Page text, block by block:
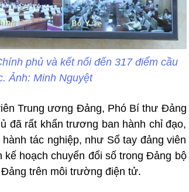
phủ và kết nối đến 317 điểm cầu
Ảnh: Minh Nguyệt
Trung ương Đảng, Phó Bí thư Đảng
đã rất khẩn trương ban hành chỉ đạo,
tác nghiệp, như Sổ tay đảng viên
hoạch chuyển đổi số trong Đảng bộ
trên môi trường điện tử.